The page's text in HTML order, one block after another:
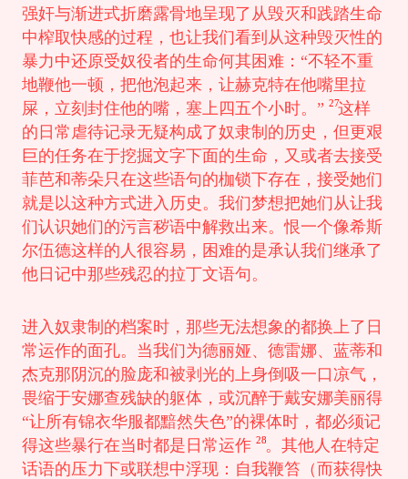
强奸与渐进式折磨露骨地呈现了从毁灭和践踏生命
中榨取快感的过程，也让我们看到从这种毁灭性的
暴力中还原受奴役者的生命何其困难：“不轻不重
地鞭他一顿，把他泡起来，让赫克特在他嘴里拉
屎，立刻封住他的嘴，塞上四五个小时。” 27这样
的日常虐待记录无疑构成了奴隶制的历史，但更艰
巨的任务在于挖掘文字下面的生命，又或者去接受
菲芭和蒂朵只在这些语句的枷锁下存在，接受她们
就是以这种方式进入历史。我们梦想把她们从让我
们认识她们的污言秽语中解救出来。恨一个像希斯
尔伍德这样的人很容易，困难的是承认我们继承了
他日记中那些残忍的拉丁文语句。
进入奴隶制的档案时，那些无法想象的都换上了日
常运作的面孔。当我们为德丽娅、德雷娜、蓝蒂和
杰克那阴沉的脸庞和被剥光的上身倒吸一口凉气，
畏缩于安娜查残缺的躯体，或沉醉于戴安娜美丽得
“让所有锦衣华服都黯然失色”的裸体时，都必须记
得这些暴行在当时都是日常运作 28。其他人在特定
话语的压力下或联想中浮现：自我鞭笞（而获得快